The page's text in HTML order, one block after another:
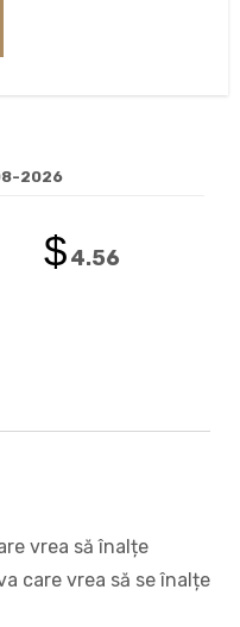
2026
$4.56
vrea să înalțe
care vrea să se înalțe